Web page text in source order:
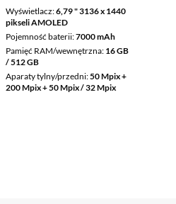
Wyświetlacz 6,79 " 3136 x 1440
pikseli AMOLED
Pojemność baterii 7000 mAh
Pamięć RAM/wewnętrzna 16 GB
/ 512 GB
Aparaty tylny/przedni 50 Mpix +
200 Mpix + 50 Mpix / 32 Mpix